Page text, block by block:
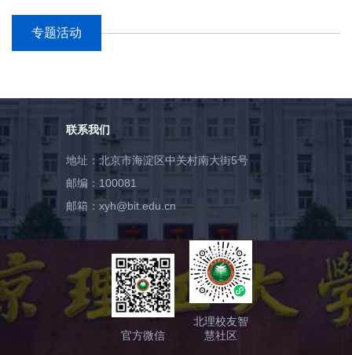
之路——创业/创投
专题活动
联系我们
地址：北京市海淀区中关村南大街5号
邮编：100081
邮箱：xyh@bit.edu.cn
官方微信
北理校友智
慧社区